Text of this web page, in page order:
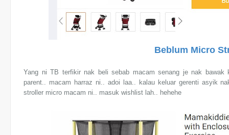
Beblum Micro
Yang ni TB terfikir nak beli sebab macam senang je nak bawak
parent.. macam harraz ni.. adoi laa.. kalau keluar gerenti asyik
stroller micro macam ni.. masuk wishlist lah.. hehehe